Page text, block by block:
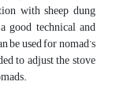
with sheep dung
good technical and
used for nomad’s
to adjust the stove